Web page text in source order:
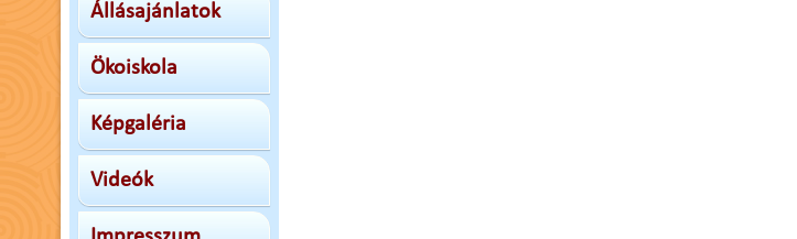
Állásajánlatok
Ökoiskola
Képgaléria
Videók